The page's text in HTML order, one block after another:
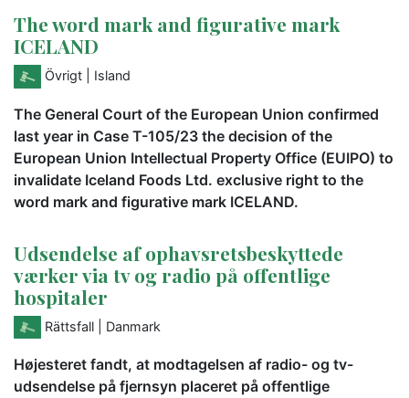
The word mark and figurative mark
ICELAND
Övrigt | Island
The General Court of the European Union confirmed
last year in Case T-105/23 the decision of the
European Union Intellectual Property Office (EUIPO) to
invalidate Iceland Foods Ltd. exclusive right to the
word mark and figurative mark ICELAND.
Udsendelse af ophavsretsbeskyttede
værker via tv og radio på offentlige
hospitaler
Rättsfall | Danmark
Højesteret fandt, at modtagelsen af radio- og tv-
udsendelse på fjernsyn placeret på offentlige